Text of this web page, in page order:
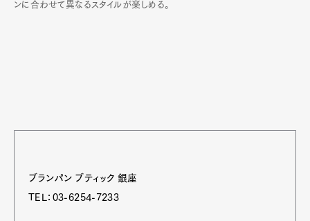
ンに合わせて異なるスタイルが楽しめる。
ブランパン ブティック 銀座
TEL：03-6254-7233